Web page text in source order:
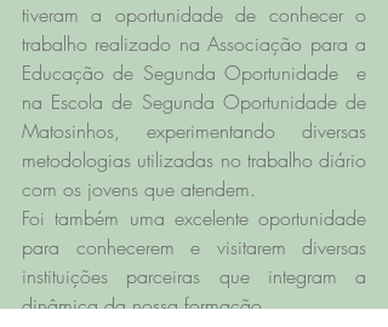
tiveram a oportunidade de conhecer o
trabalho realizado na Associação para a
Educação de Segunda Oportunidade  e
na Escola de Segunda Oportunidade de
Matosinhos, experimentando diversas
metodologias utilizadas no trabalho diário
com os jovens que atendem.
Foi também uma excelente oportunidade
para conhecerem e visitarem diversas
instituições parceiras que integram a
dinâmica da nossa formação.